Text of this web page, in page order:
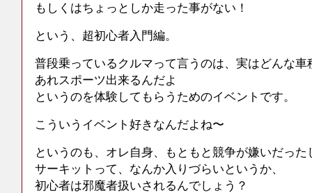
もしくはちょっとしか走った事がない！
という、超初心者入門編。
普段乗っているクルマって言うのは、実はどんな
あれスポーツ出来るんだよ
というのを体験してもらうためのイベントです。
こういうイベント好きなんだよね〜
というのも、オレ自身、もともと競争が嫌いだった
サーキットって、なんか入りづらいというか、
初心者は邪魔者扱いされるんでしょう？